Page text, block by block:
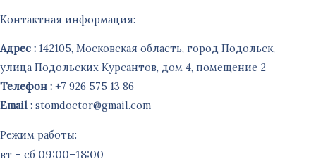
Контактная информация:
Адрес : 142105, Московская область, город Подольск,
улица Подольских Курсантов, дом 4, помещение 2
Телефон : +7 926 575 13 86
Email : stomdoctor@gmail.com
Режим работы:
вт – сб 09:00–18:00